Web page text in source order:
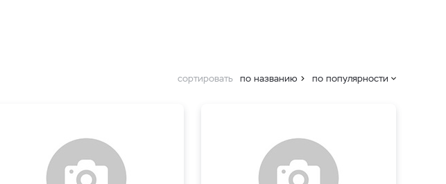
сортировать по названию по популярности